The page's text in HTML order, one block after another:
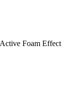
Foam Effect